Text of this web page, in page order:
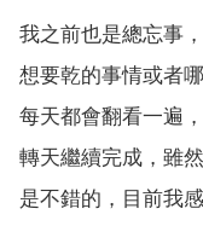
我之前也是總忘事
想要乾的事情或者
每天都會翻看一遍
轉天繼續完成，雖
是不錯的，目前我